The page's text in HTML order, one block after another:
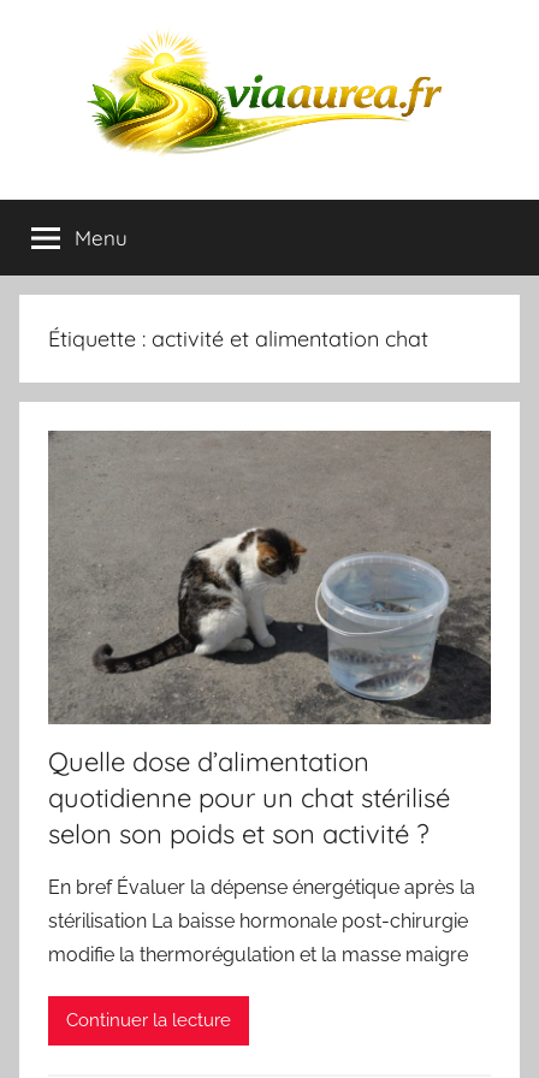
Blog
du
plaisir
et
de
l'amusement
Menu
Étiquette : activité et alimentation chat
Quelle dose d’alimentation
quotidienne pour un chat stérilisé
selon son poids et son activité ?
En bref Évaluer la dépense énergétique après la
stérilisation La baisse hormonale post-chirurgie
modifie la thermorégulation et la masse maigre
Continuer la lecture